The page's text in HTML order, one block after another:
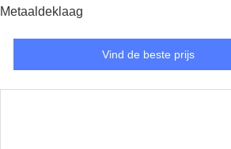
Metaaldeklaag
Vind de beste prijs